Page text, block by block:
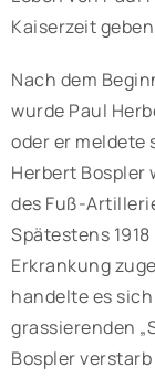
Kaiserzeit
Nach dem
wurde Paul
oder er meldete
Herbert Bospler
des Fuß-
Spätestens
Erkrankung
handelte es
grassierenden
Bospler verstarb